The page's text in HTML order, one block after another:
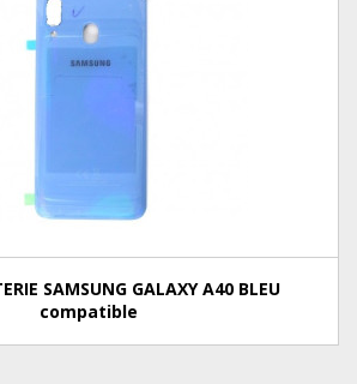
SAMSUNG GALAXY A40 BLEU
compatible